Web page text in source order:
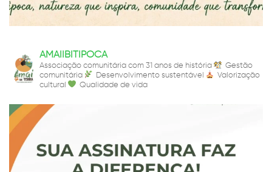
AMAIIBITIPOCA
Associação comunitária com 31 anos de história
Gestão
comunitária
Desenvolvimento sustentável
Valorização
cultural
Qualidade de vida